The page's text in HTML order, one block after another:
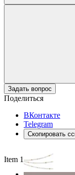
Задать вопрос
Поделиться
ВКонтакте
Telegram
Скопировать
Item 1 of 3